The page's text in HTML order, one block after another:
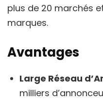
plus de 20 marchés
marques.
Avantages
Large Réseau
milliers